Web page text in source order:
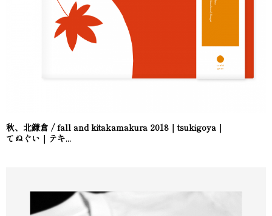
秋、北鎌倉 / fall and kitakamakura 2018｜tsukigoya｜
てぬぐい｜テキ...